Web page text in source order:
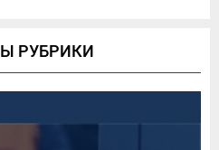
РУБРИКИ